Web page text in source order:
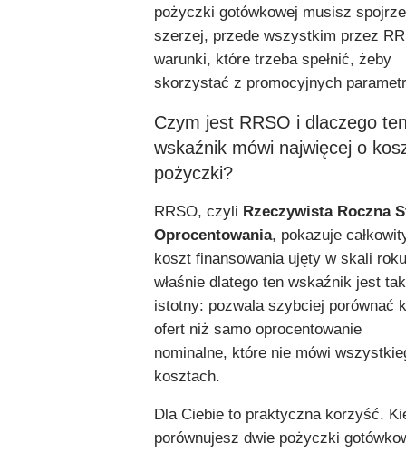
pożyczki gotówkowej musisz
szerzej, przede wszystkim przez
warunki, które trzeba spełnić, żeby
skorzystać z promocyjnych
Czym jest RRSO i dlaczego
wskaźnik mówi najwięcej o
pożyczki?
RRSO, czyli Rzeczywista Roczna
Oprocentowania, pokazuje
koszt finansowania ujęty w skali
właśnie dlatego ten wskaźnik jest tak
istotny: pozwala szybciej porównać
ofert niż samo oprocentowanie
nominalne, które nie mówi
kosztach.
Dla Ciebie to praktyczna korzyść.
porównujesz dwie pożyczki